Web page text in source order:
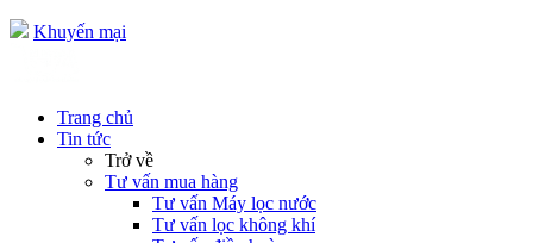
Khuyến mại
Trang chủ
Tin tức
Trở về
Tư vấn mua hàng
Tư vấn Máy lọc nước
Tư vấn lọc không khí